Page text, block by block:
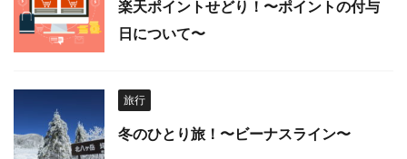
楽天ポイントせどり！〜ポイントの付与
日について〜
旅行
冬のひとり旅！〜ビーナスライン〜